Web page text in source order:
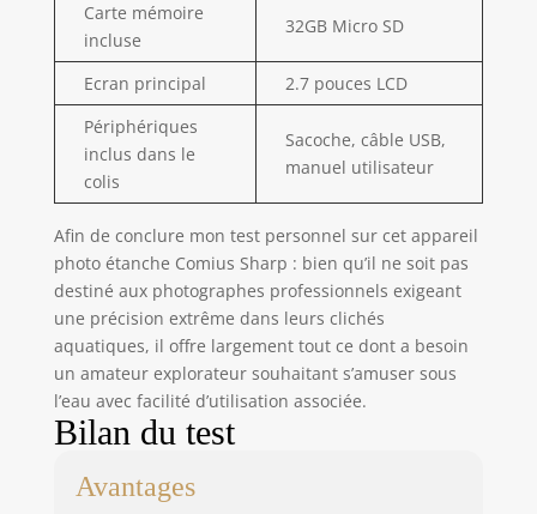
vidéos en
appuyant
simplement sur le
bouton de
basculement de
l'écran. Vous ne
le retardateur de
selfie de 2/5/10
secondes. Grâce à
la prise en charge
du flash, vous
pouvez prendre
impressionnantes
Carte mémoire
incluse
32GB Micro SD
Ecran principal
2.7 pouces LCD
Périphériques
inclus dans le
colis
Sacoche, câble USB,
manuel utilisateur
Afin de conclure mon test personnel sur cet appareil
photo étanche Comius Sharp : bien qu’il ne soit pas
destiné aux photographes professionnels exigeant
une précision extrême dans leurs clichés
aquatiques, il offre largement tout ce dont a besoin
un amateur explorateur souhaitant s’amuser sous
l’eau avec facilité d’utilisation associée.
Bilan du test
Avantages